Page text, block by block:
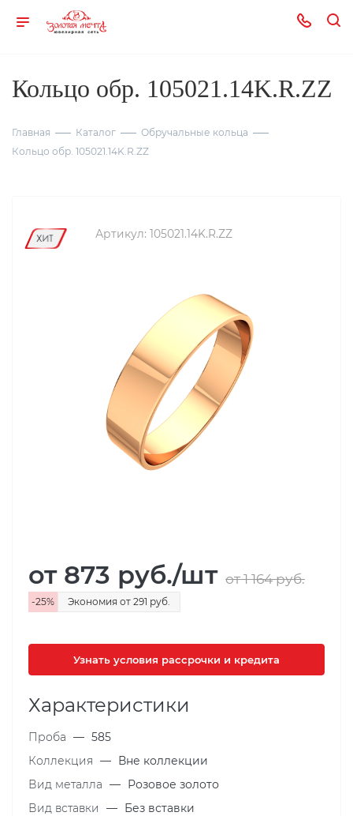
Кольцо обр. 105021.14K.R.ZZ
Главная Каталог
Обручальные кольца
Кольцо обр. 105021.14K.R.ZZ
Артикул: 105021.14K.R.ZZ
от 873 руб./шт от 1 164руб.
-25% Экономия от 291 руб.
Узнать условия рассрочки и кредита
Характеристики
Проба — 585
Коллекция — Вне коллекции
Вид металла — Розовое золото
Вид вставки
— Без вставки